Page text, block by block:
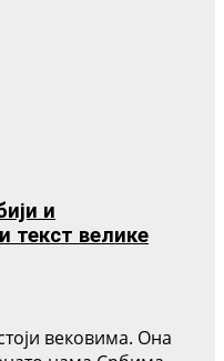
и
текст велике
вековима. Она